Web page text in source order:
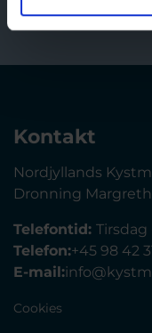
Kontakt
Nordjyllands
Dronning
Telefontid: Tirsdag
Telefon:+45 98 42
E-mail:
Cookies